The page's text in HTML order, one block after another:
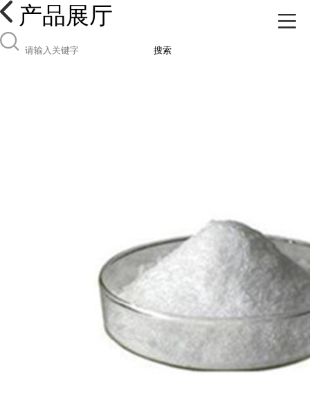
产品展厅
搜索